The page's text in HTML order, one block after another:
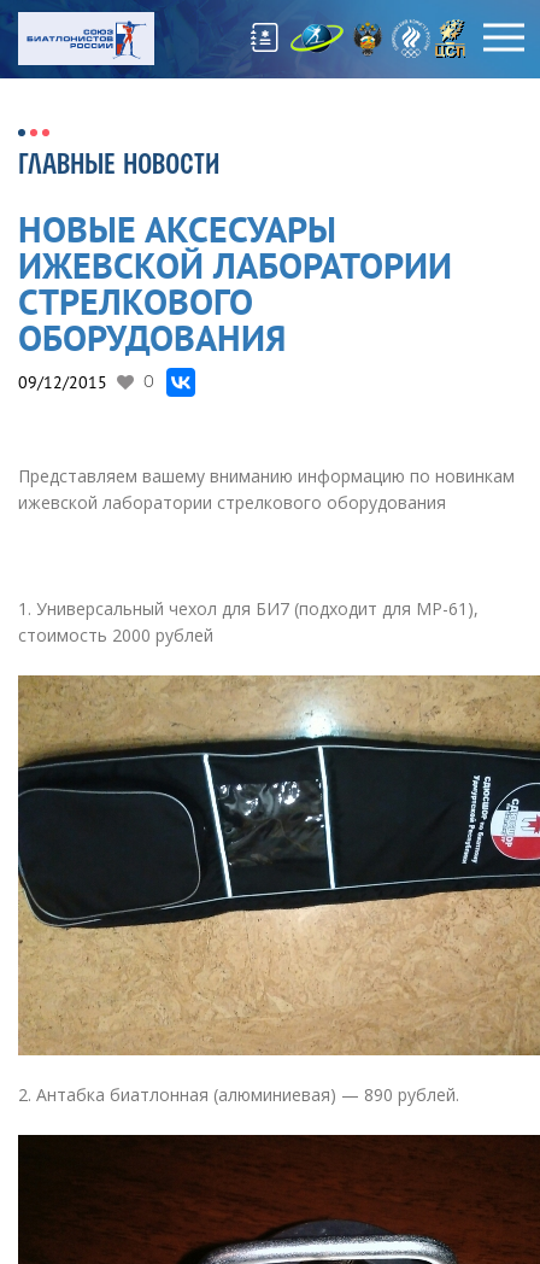
ГЛАВНЫЕ НОВОСТИ
НОВЫЕ АКСЕСУАРЫ
ИЖЕВСКОЙ ЛАБОРАТОРИИ
СТРЕЛКОВОГО
ОБОРУДОВАНИЯ
09/12/2015 0
Представляем вашему вниманию информацию по новинкам
ижевской лаборатории стрелкового оборудования
1. Универсальный чехол для БИ7 (подходит для МР-61),
стоимость 2000 рублей
2. Антабка биатлонная (алюминиевая) — 890 рублей.